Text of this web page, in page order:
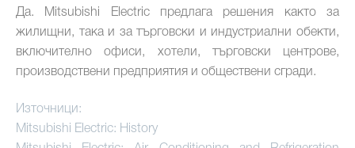
Да. Mitsubishi Electric предлага решения както за
жилищни, така и за търговски и индустриални обекти,
включително офиси, хотели, търговски центрове,
производствени предприятия и обществени сгради.
Източници:
Mitsubishi Electric: History